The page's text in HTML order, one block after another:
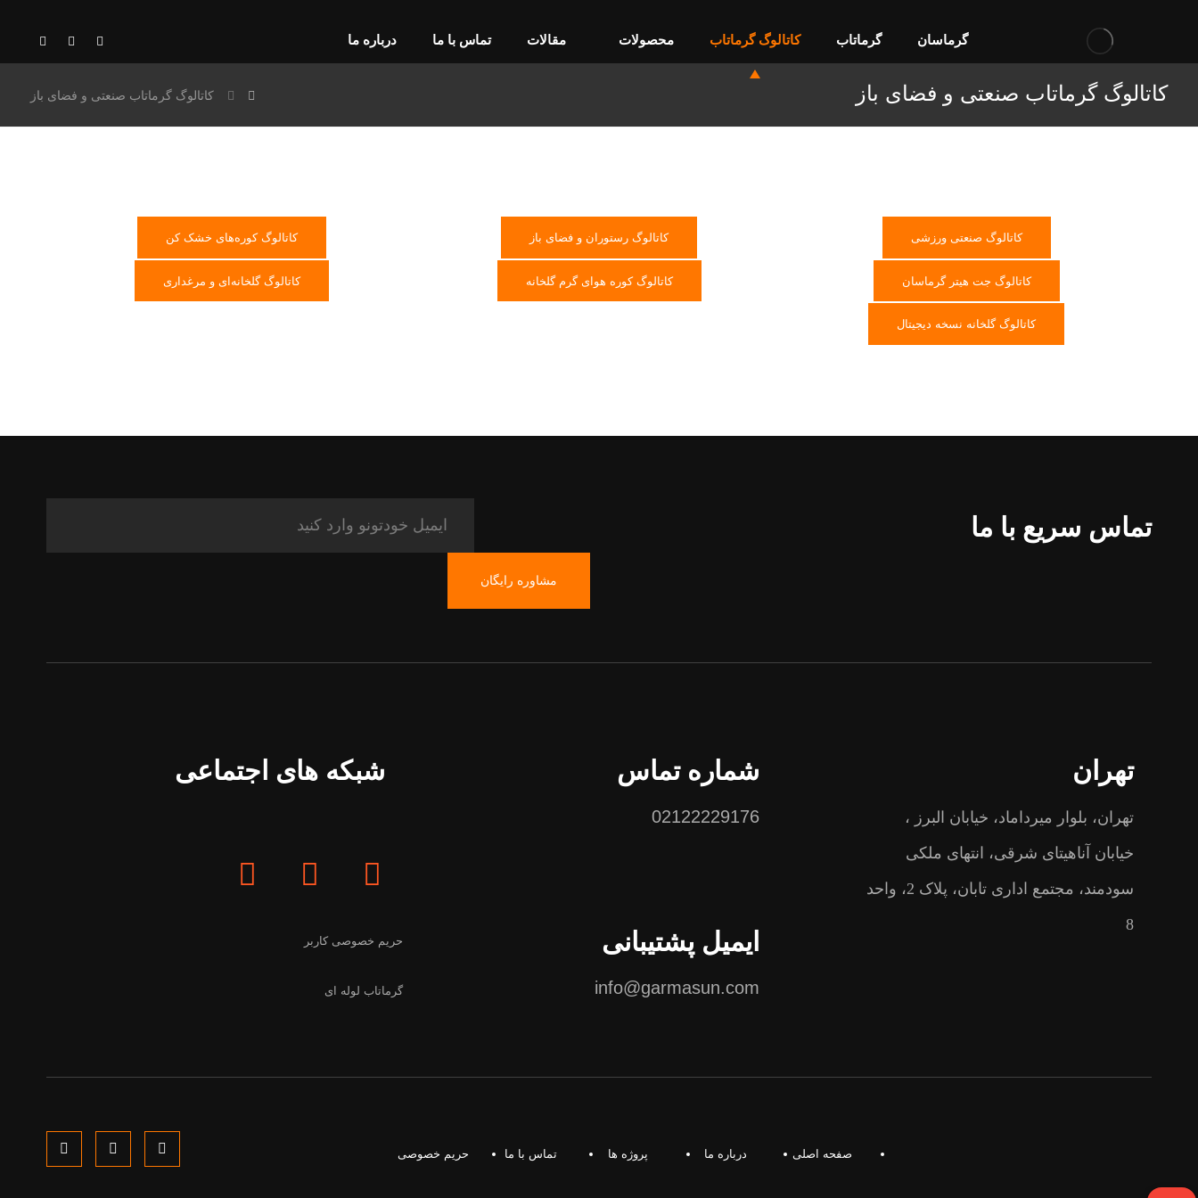
گرماسان گرماتاب کاتالوگ گرماتاب محصولات مقالات تماس با ما درباره ما
کاتالوگ گرماتاب صنعتی و فضای باز کاتالوگ گرماتاب صنعتی و فضای باز
کاتالوگ صنعتی ورزشی کاتالوگ رستوران و فضای باز کاتالوگ کوره‌های خشک کن
کاتالوگ جت هیتر گرماسان کاتالوگ کوره هوای گرم گلخانه کاتالوگ گلخانه‌ای و مرغداری
کاتالوگ گلخانه نسخه دیجیتال
تماس سریع با ما
مشاوره رایگان
تهران
تهران، بلوار میرداماد، خیابان البرز ،
خیابان آناهیتای شرقی، انتهای ملکی
سودمند، مجتمع اداری تابان، پلاک 2، واحد
8
شماره تماس
02122229176
ایمیل پشتیبانی
info@garmasun.com
شبکه های اجتماعی
حریم خصوصی کاربر
گرماتاب لوله ای
صفحه اصلی درباره ما پروژه ها تماس با ما حریم خصوصی